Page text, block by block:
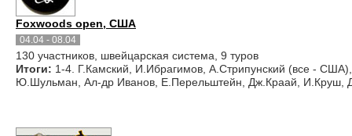
Foxwoods open, США
04.04 - 08.04
130 участников, швейцарская система, 9 туров
Итоги: 1-4. Г.Камский, И.Ибрагимов, А.Стрипунский (все -
Ю.Шульман, Ал-др Иванов, Е.Перельштейн, Дж.Краай, И.Круш,